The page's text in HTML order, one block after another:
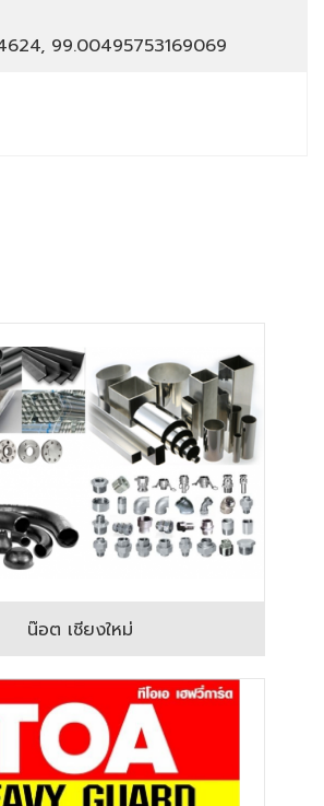
99.00495753169069
น๊อต เชียงใหม่